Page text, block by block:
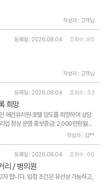
작성자 : 고객님
등록일 : 2026.08.04 조회수 : 85
작성자 : 고객님
등록일 : 2026.08.04 조회수 : 53
희망
애견유치원·호텔 양도를 희망하여 상담
업 정상 운영 중보증금: 2,000만원월세:
평 / 분양면적 약 57.6평월평균 매출:
작성자 : 김**
등록일 : 2026.08.04 조회수 : 60
리 / 병의원
합니다. 임점 조건은 유선상 가능하고,